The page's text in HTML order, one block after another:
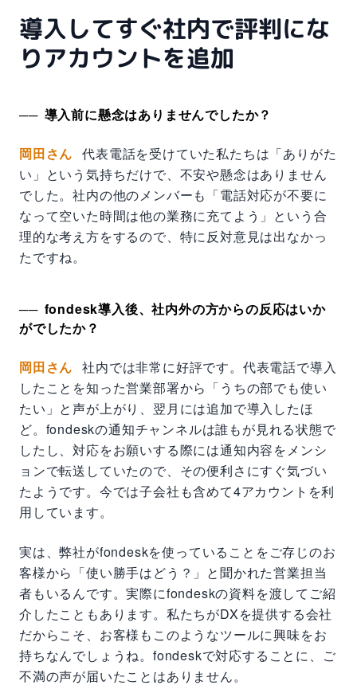
導入してすぐ社内で評判にな
りアカウントを追加
導入前に懸念はありませんでしたか？
岡田さん 代表電話を受けていた私たちは「ありがた
い」という気持ちだけで、不安や懸念はありません
でした。社内の他のメンバーも「電話対応が不要に
なって空いた時間は他の業務に充てよう」という合
理的な考え方をするので、特に反対意見は出なかっ
たですね。
fondesk導入後、社内外の方からの反応はいか
がでしたか？
岡田さん 社内では非常に好評です。代表電話で導入
したことを知った営業部署から「うちの部でも使い
たい」と声が上がり、翌月には追加で導入したほ
ど。fondeskの通知チャンネルは誰もが見れる状態で
したし、対応をお願いする際には通知内容をメンシ
ョンで転送していたので、その便利さにすぐ気づい
たようです。今では子会社も含めて4アカウントを利
用しています。
実は、弊社がfondeskを使っていることをご存じのお
客様から「使い勝手はどう？」と聞かれた営業担当
者もいるんです。実際にfondeskの資料を渡してご紹
介したこともあります。私たちがDXを提供する会社
だからこそ、お客様もこのようなツールに興味をお
持ちなんでしょうね。fondeskで対応することに、ご
不満の声が届いたことはありません。